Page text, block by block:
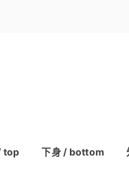
top 下身 / bottom